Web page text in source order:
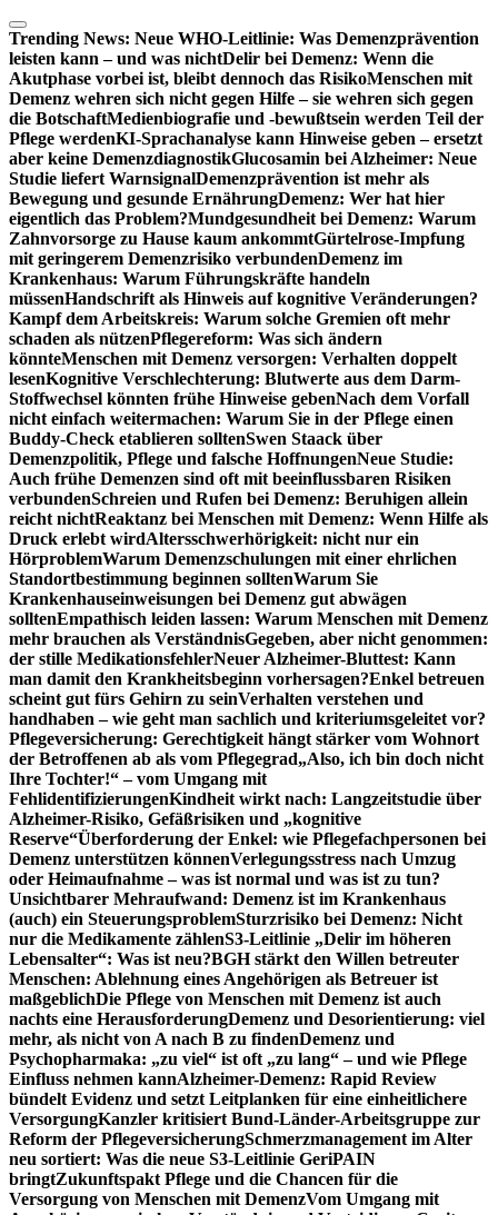
Zum
Inhalt
springen
Trending News: Neue WHO-Leitlinie: Was Demenzprävention
leisten kann – und was nichtDelir bei Demenz: Wenn die
Akutphase vorbei ist, bleibt dennoch das RisikoMenschen mit
Demenz wehren sich nicht gegen Hilfe – sie wehren sich gegen
die BotschaftMedienbiografie und -bewußtsein werden Teil der
Pflege werdenKI-Sprachanalyse kann Hinweise geben – ersetzt
aber keine DemenzdiagnostikGlucosamin bei Alzheimer: Neue
Studie liefert WarnsignalDemenzprävention ist mehr als
Bewegung und gesunde ErnährungDemenz: Wer hat hier
eigentlich das Problem?Mundgesundheit bei Demenz: Warum
Zahnvorsorge zu Hause kaum ankommtGürtelrose-Impfung
mit geringerem Demenzrisiko verbundenDemenz im
Krankenhaus: Warum Führungskräfte handeln
müssenHandschrift als Hinweis auf kognitive Veränderungen?
Kampf dem Arbeitskreis: Warum solche Gremien oft mehr
schaden als nützenPflegereform: Was sich ändern
könnteMenschen mit Demenz versorgen: Verhalten doppelt
lesenKognitive Verschlechterung: Blutwerte aus dem Darm-
Stoffwechsel könnten frühe Hinweise gebenNach dem Vorfall
nicht einfach weitermachen: Warum Sie in der Pflege einen
Buddy-Check etablieren solltenSwen Staack über
Demenzpolitik, Pflege und falsche HoffnungenNeue Studie:
Auch frühe Demenzen sind oft mit beeinflussbaren Risiken
verbundenSchreien und Rufen bei Demenz: Beruhigen allein
reicht nichtReaktanz bei Menschen mit Demenz: Wenn Hilfe als
Druck erlebt wirdAltersschwerhörigkeit: nicht nur ein
HörproblemWarum Demenzschulungen mit einer ehrlichen
Standortbestimmung beginnen solltenWarum Sie
Krankenhauseinweisungen bei Demenz gut abwägen
solltenEmpathisch leiden lassen: Warum Menschen mit Demenz
mehr brauchen als VerständnisGegeben, aber nicht genommen:
der stille MedikationsfehlerNeuer Alzheimer-Bluttest: Kann
man damit den Krankheitsbeginn vorhersagen?Enkel betreuen
scheint gut fürs Gehirn zu seinVerhalten verstehen und
handhaben – wie geht man sachlich und kriteriumsgeleitet vor?
Pflegeversicherung: Gerechtigkeit hängt stärker vom Wohnort
der Betroffenen ab als vom Pflegegrad„Also, ich bin doch nicht
Ihre Tochter!“ – vom Umgang mit
FehlidentifizierungenKindheit wirkt nach: Langzeitstudie über
Alzheimer-Risiko, Gefäßrisiken und „kognitive
Reserve“Überforderung der Enkel: wie Pflegefachpersonen bei
Demenz unterstützen könnenVerlegungsstress nach Umzug
oder Heimaufnahme – was ist normal und was ist zu tun?
Unsichtbarer Mehraufwand: Demenz ist im Krankenhaus
(auch) ein SteuerungsproblemSturzrisiko bei Demenz: Nicht
nur die Medikamente zählenS3-Leitlinie „Delir im höheren
Lebensalter“: Was ist neu?BGH stärkt den Willen betreuter
Menschen: Ablehnung eines Angehörigen als Betreuer ist
maßgeblichDie Pflege von Menschen mit Demenz ist auch
nachts eine HerausforderungDemenz und Desorientierung: viel
mehr, als nicht von A nach B zu findenDemenz und
Psychopharmaka: „zu viel“ ist oft „zu lang“ – und wie Pflege
Einfluss nehmen kannAlzheimer-Demenz: Rapid Review
bündelt Evidenz und setzt Leitplanken für eine einheitlichere
VersorgungKanzler kritisiert Bund-Länder-Arbeitsgruppe zur
Reform der PflegeversicherungSchmerzmanagement im Alter
neu sortiert: Was die neue S3-Leitlinie GeriPAIN
bringtZukunftspakt Pflege und die Chancen für die
Versorgung von Menschen mit DemenzVom Umgang mit